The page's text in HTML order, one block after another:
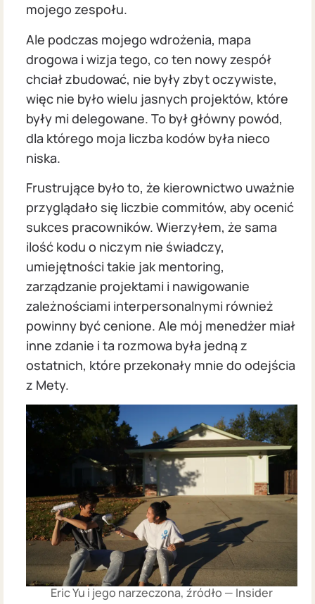
mojego zespołu.
Ale podczas mojego wdrożenia, mapa
drogowa i wizja tego, co ten nowy zespół
chciał zbudować, nie były zbyt oczywiste,
więc nie było wielu jasnych projektów, które
były mi delegowane. To był główny powód,
dla którego moja liczba kodów była nieco
niska.
Frustrujące było to, że kierownictwo uważnie
przyglądało się liczbie commitów, aby ocenić
sukces pracowników. Wierzyłem, że sama
ilość kodu o niczym nie świadczy,
umiejętności takie jak mentoring,
zarządzanie projektami i nawigowanie
zależnościami interpersonalnymi również
powinny być cenione. Ale mój menedżer miał
inne zdanie i ta rozmowa była jedną z
ostatnich, które przekonały mnie do odejścia
z Mety.
Eric Yu i jego narzeczona, źródło — Insider